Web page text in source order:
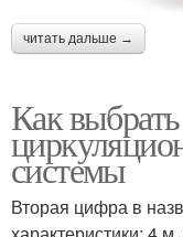
читать дальше →
Как
системы
Вторая цифра в